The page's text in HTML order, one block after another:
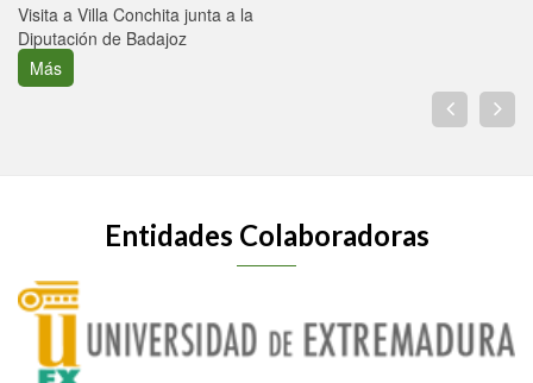
Visita a Villa Conchita junta a la
Diputación de Badajoz
Más
Entidades Colaboradoras